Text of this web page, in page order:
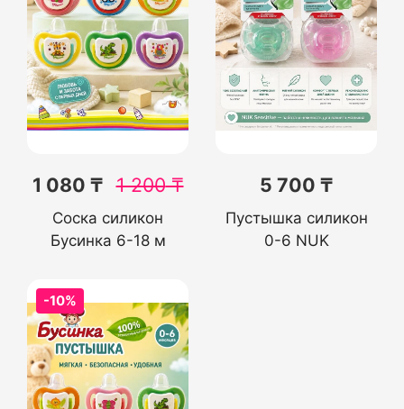
1 080 ₸ 1 200₸
Соска силикон
Бусинка 6-18 м
5 700 ₸
Пустышка силикон
0-6 NUK
-10%